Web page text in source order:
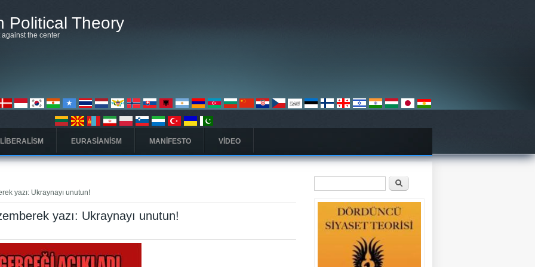
Political Theory
the center
EURASIANISM MANIFESTO VIDEO
yazı: Ukraynayı unutun!
yazı: Ukraynayı unutun!
Arama formu